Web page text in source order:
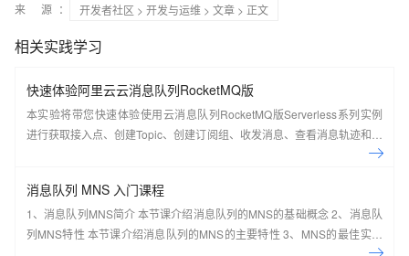
来 源：
开发者社区 > 开发与运维 > 文章 > 正文
相关实践学习
快速体验阿里云云消息队列RocketMQ版
本实验将带您快速体验使用云消息队列RocketMQ版Serverless系列实例
进行获取接入点、创建Topic、创建订阅组、收发消息、查看消息轨迹和仪
消息队列 MNS 入门课程
1、消息队列MNS简介 本节课介绍消息队列的MNS的基础概念 2、消息队
列MNS特性 本节课介绍消息队列的MNS的主要特性 3、MNS的最佳实践